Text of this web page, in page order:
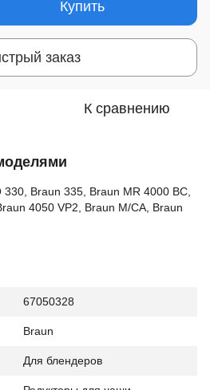
Купить
заказ
К сравнению
Braun 335, Braun MR 4000 BC,
4050 VP2, Braun M/CA, Braun
67050328
Braun
Для блендеров